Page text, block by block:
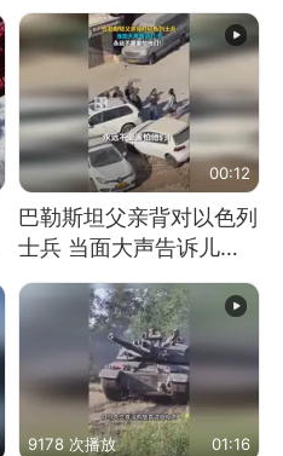
00:12
巴勒斯坦父亲背对以色列
士兵 当面大声告诉儿
子：永远不要害怕他们！
9178 次播放 01:16